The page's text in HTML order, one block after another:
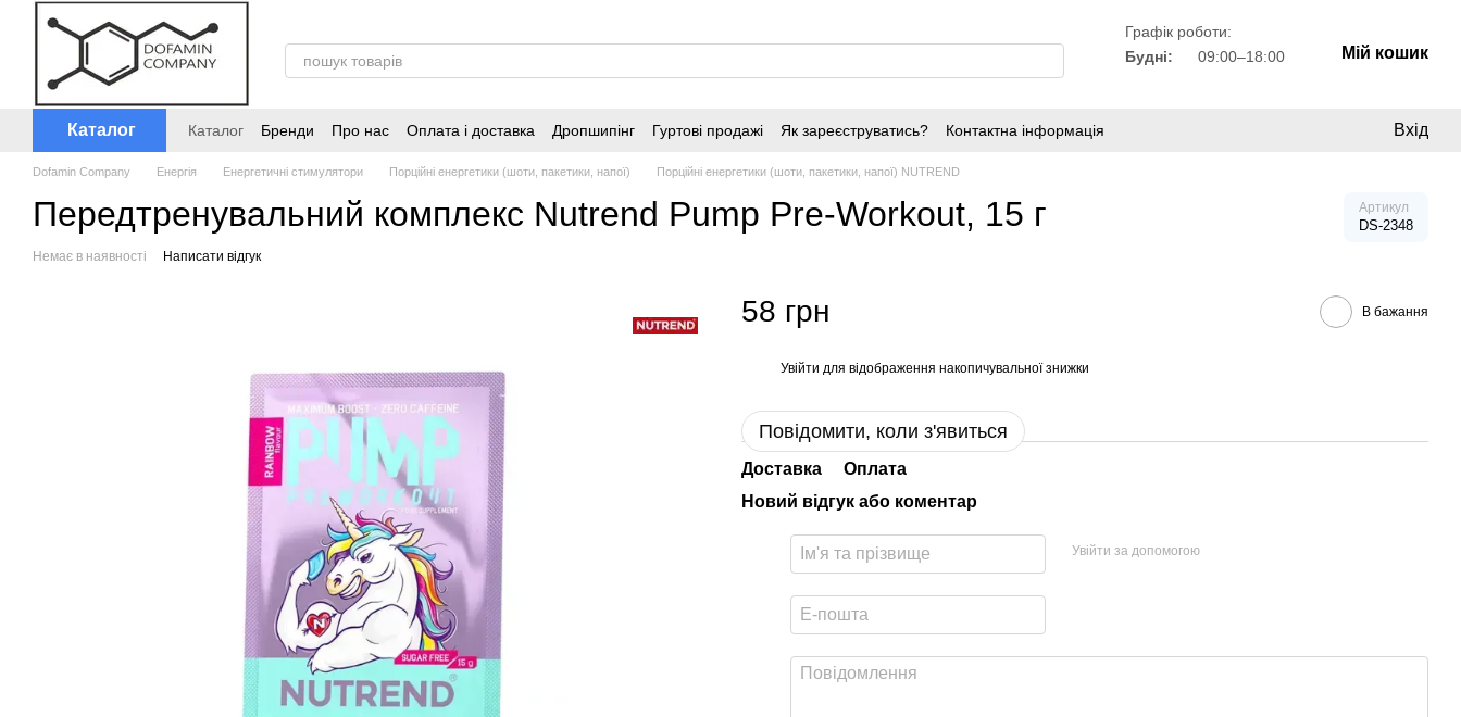
Перейти до основного контенту
Графік роботи:
Будні:
09:00–18:00 Мій кошик
Каталог Каталог Бренди Про нас Оплата і доставка Дропшипінг Гуртові продажі Як зареєструватись? Контактна інформація Вхід
Dofamin Company Енергія Енергетичні стимулятори Порційні енергетики (шоти, пакетики, напої) Порційні енергетики (шоти, пакетики, напої) NUTREND
Передтренувальний комплекс Nutrend Pump Pre-Workout, 15 г Артикул
DS-2348
Немає в наявності Написати відгук
58 грн В бажання
Увійти для відображення накопичувальної знижки
Повідомити, коли з'явиться
Доставка
Оплата
Новий відгук або коментар
Увійти за допомогою